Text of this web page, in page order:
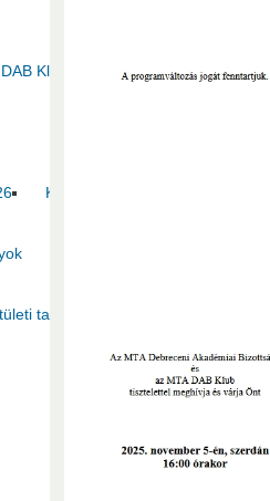
Klub Vendégszobák
Kiadvány pályázat 2026
tagok
Titkárság